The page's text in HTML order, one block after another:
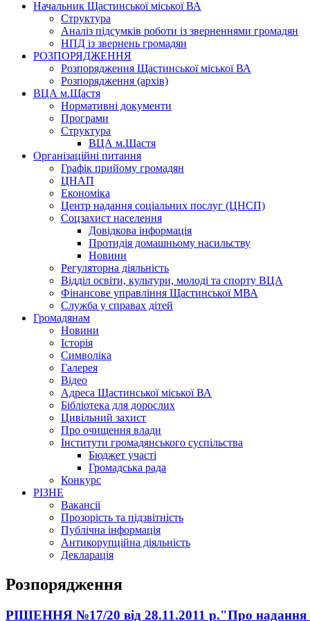
Начальник Щастинської міської ВА
Структура
Аналіз підсумків роботи із зверненнями громадян
НПД із звернень громадян
РОЗПОРЯДЖЕННЯ
Розпорядження Щастинської міської ВА
Розпорядження (архів)
ВЦА м.Щастя
Нормативні документи
Програми
Структура
ВЦА м.Щастя
Організаційні питання
Графік прийому громадян
ЦНАП
Економіка
Центр надання соціальних послуг (ЦНСП)
Соцзахист населення
Довідкова інформація
Протидія домашньому насильству
Новини
Регуляторна діяльність
Відділ освіти, культури, молоді та спорту ВЦА
Фінансове управління Щастинської МВА
Служба у справах дітей
Громадянам
Новини
Історія
Символіка
Галерея
Відео
Адреса Щастинської міської ВА
Бібліотека для дорослих
Цивільний захист
Про очищення влади
Інститути громадянського суспільства
Бюджет участі
Громадська рада
Конкурс
РІЗНЕ
Вакансії
Прозорість та підзвітність
Публічна інформація
Антикорупційна діяльність
Декларація
Розпорядження
РІШЕННЯ №17/20 від 28.11.2011 р."Про надання